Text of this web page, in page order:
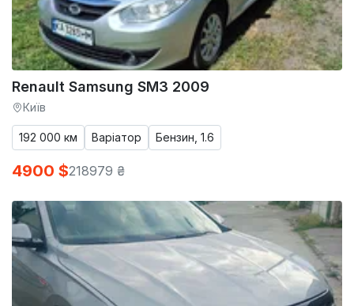
Renault Samsung SM3 2009
Київ
192 000 км Варіатор Бензин, 1.6
4900 $218979 ₴